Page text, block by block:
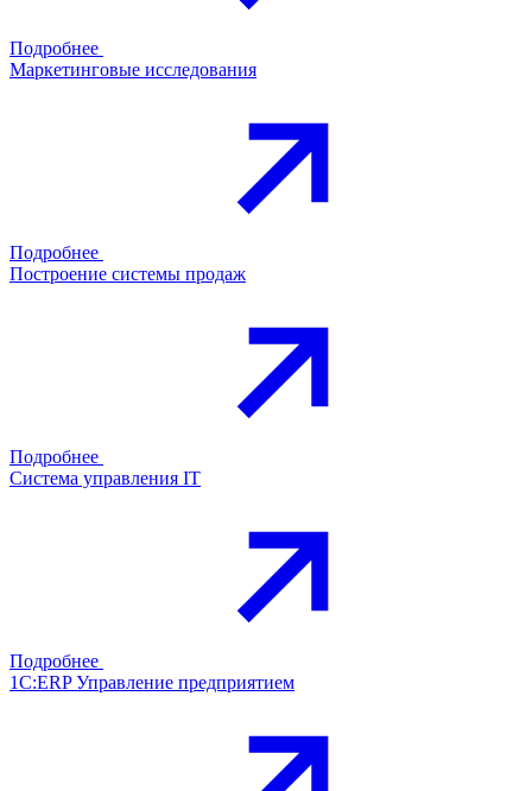
Подробнее
Маркетинговые исследования
Подробнее
Построение системы продаж
Подробнее
Система управления IT
Подробнее
1С:ERP Управление предприятием